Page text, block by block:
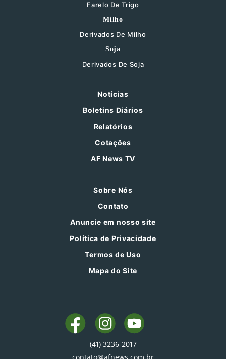
Farelo De Trigo
Milho
Derivados De Milho
Soja
Derivados De Soja
Notícias
Boletins Diários
Relatórios
Cotações
AF News TV
Sobre Nós
Contato
Anuncie em nosso site
Política de Privacidade
Termos de Uso
Mapa do Site
(41) 3236-2017